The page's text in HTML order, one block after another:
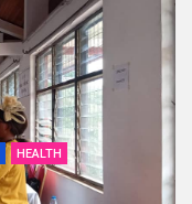
HEALTH